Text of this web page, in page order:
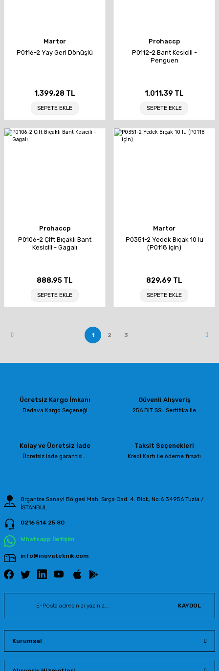
Martor
P0116-2 Yay Geri Dönüşlü
1.399,28 TL
SEPETE EKLE
Prohaccp
P0112-2 Bant Kesicili -
Penguen
1.011,39 TL
SEPETE EKLE
Prohaccp
P0106-2 Çift Bıçaklı Bant
Kesicili - Gagalı
888,95 TL
SEPETE EKLE
Martor
P0351-2 Yedek Bıçak 10 lu
(P0118 için)
829,69 TL
SEPETE EKLE
1 2 3
Ücretsiz Kargo İmkanı
Bedava Kargo Seçeneği
Güvenli Alışveriş
256 BIT SSL Sertifika ile
Kolay ve Ücretsiz İade
Ücretsiz iade garantisi...
Taksit Seçenekleri
Kredi Kartı ile ödeme fırsatı
Organize Sanayi Bölgesi Mah. Sırça Cad. 4. Blok, No:6 34956 Tuzla /
İSTANBUL
0216 514 25 80
Whatsapp İletişim
info@inovateknik.com
KAYDOL
Kurumsal